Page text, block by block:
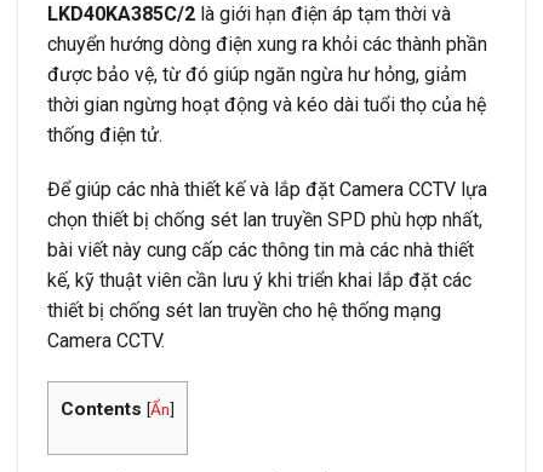
LKD40KA385C/2 là giới hạn điện áp tạm thời và
chuyển hướng dòng điện xung ra khỏi các thành phần
được bảo vệ, từ đó giúp ngăn ngừa hư hỏng, giảm
thời gian ngừng hoạt động và kéo dài tuổi thọ của hệ
thống điện tử.
Để giúp các nhà thiết kế và lắp đặt Camera CCTV lựa
chọn thiết bị chống sét lan truyền SPD phù hợp nhất,
bài viết này cung cấp các thông tin mà các nhà thiết
kế, kỹ thuật viên cần lưu ý khi triển khai lắp đặt các
thiết bị chống sét lan truyền cho hệ thống mạng
Camera CCTV.
Contents [Ẩn]